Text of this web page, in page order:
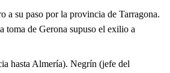
a su paso por la provincia de Tarragona.
toma de Gerona supuso el exilio a
hasta Almería). Negrín (jefe del